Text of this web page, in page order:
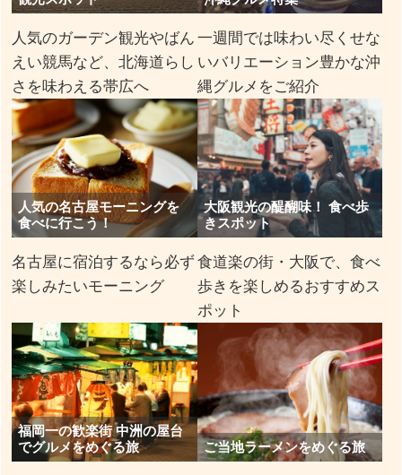
人気のガーデン観光やばん
えい競馬など、北海道らし
さを味わえる帯広へ
一週間では味わい尽くせな
いバリエーション豊かな沖
縄グルメをご紹介
人気の名古屋モーニングを
食べに行こう！
名古屋に宿泊するなら必ず
楽しみたいモーニング
大阪観光の醍醐味！ 食べ歩
きスポット
食道楽の街・大阪で、食べ
歩きを楽しめるおすすめス
ポット
福岡一の歓楽街 中洲の屋台
でグルメをめぐる旅
ご当地ラーメンをめぐる旅